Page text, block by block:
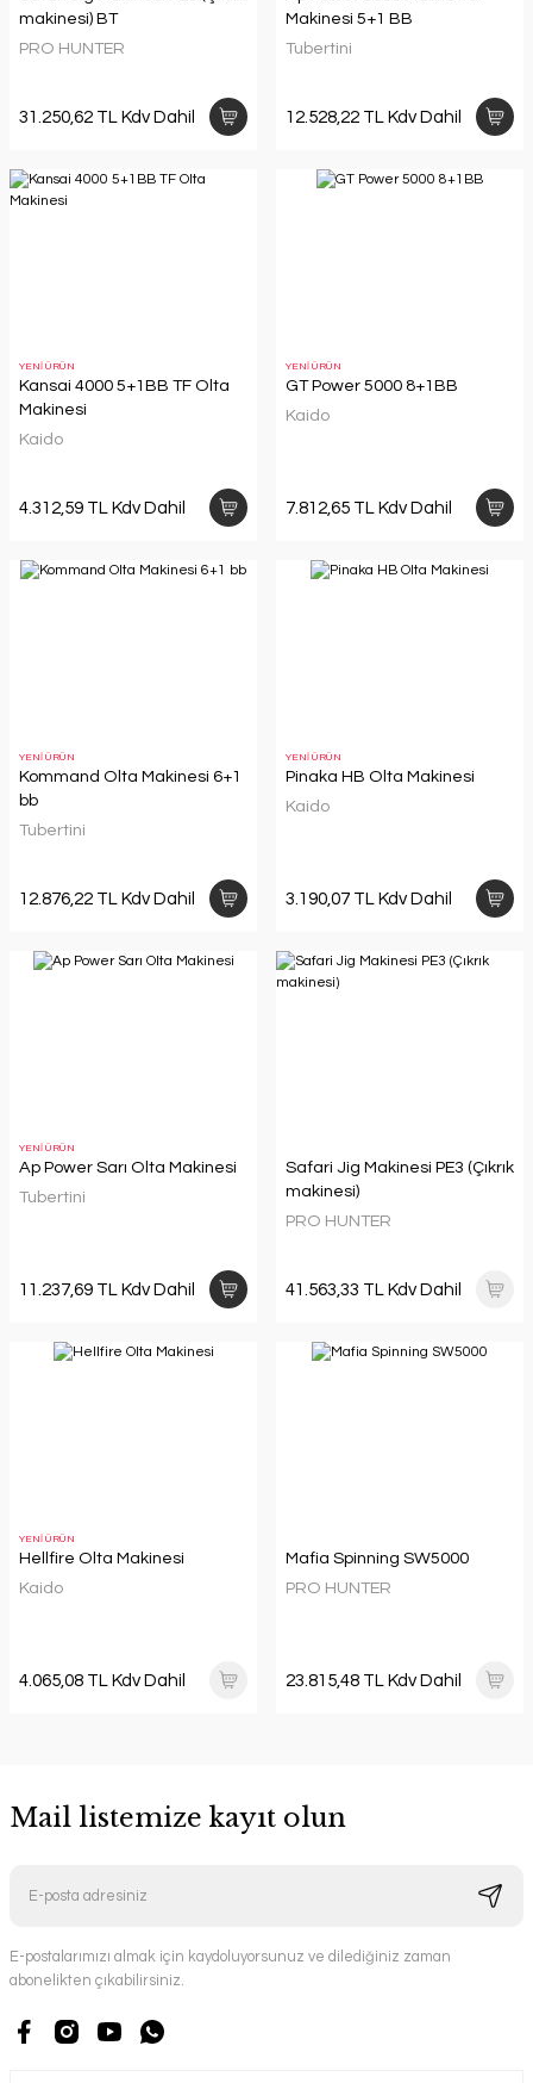
makinesi) BT
PRO HUNTER
31.250,62 TL Kdv Dahil
Makinesi 5+1 BB
Tubertini
12.528,22 TL Kdv Dahil
YENİ ÜRÜN
Kansai 4000 5+1BB TF Olta
Makinesi
Kaido
4.312,59 TL Kdv Dahil
YENİ ÜRÜN
GT Power 5000 8+1BB
Kaido
7.812,65 TL Kdv Dahil
YENİ ÜRÜN
Kommand Olta Makinesi 6+1
bb
Tubertini
12.876,22 TL Kdv Dahil
YENİ ÜRÜN
Pinaka HB Olta Makinesi
Kaido
3.190,07 TL Kdv Dahil
YENİ ÜRÜN
Ap Power Sarı Olta Makinesi
Tubertini
11.237,69 TL Kdv Dahil
Safari Jig Makinesi PE3 (Çıkrık
makinesi)
PRO HUNTER
41.563,33 TL Kdv Dahil
YENİ ÜRÜN
Hellfire Olta Makinesi
Kaido
4.065,08 TL Kdv Dahil
Mafia Spinning SW5000
PRO HUNTER
23.815,48 TL Kdv Dahil
Mail listemize kayıt olun
E-postalarımızı almak için kaydoluyorsunuz ve dilediğiniz zaman
abonelikten çıkabilirsiniz.